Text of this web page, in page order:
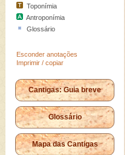
Toponímia
Antroponímia
Glossário
Esconder anotações
Imprimir / copiar
Cantigas: Guia breve
Glossário
Mapa das Cantigas